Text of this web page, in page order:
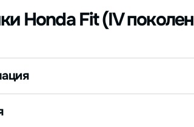
Honda Fit (IV